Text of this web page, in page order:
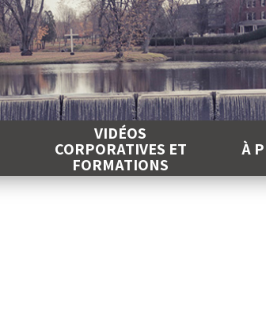
VIDÉOS
CORPORATIVES ET
FORMATIONS
À